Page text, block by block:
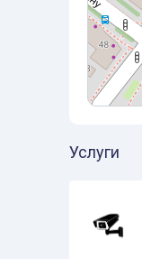
Услуги